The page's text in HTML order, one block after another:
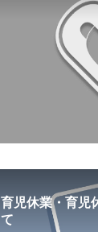
育児休業・育
て